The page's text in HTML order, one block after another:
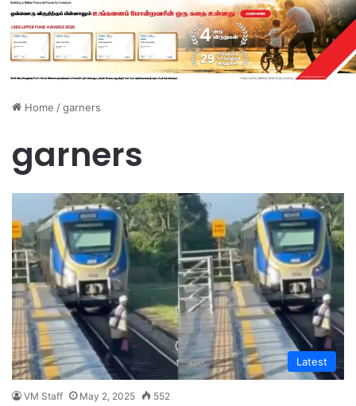
Home /garners
garners
Latest
VM Staff May 2, 2025 552